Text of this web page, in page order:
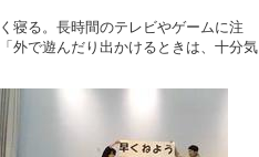
寝る。長時間のテレビやゲームに注
外で遊んだり出かけるときは、十分気